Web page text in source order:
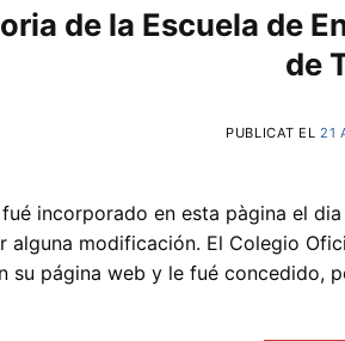
de la Escuela de
de
PUBLICAT EL 21
incorporado en esta pàgina el
alguna modificación. El Colegio
su página web y le fué concedido,